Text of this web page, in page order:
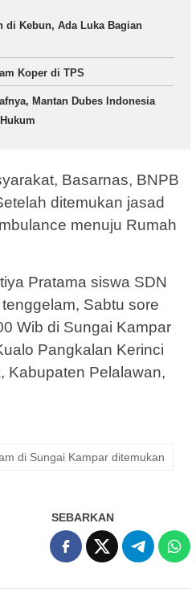
di Kebun, Ada Luka Bagian
Koper di TPS
Mantan Dubes Indonesia
Basarnas, BNPB
ditemukan jasad
menuju Rumah
Pratama siswa SDN
Sabtu sore
Wib di Sungai Kampar
Pangkalan Kerinci
Kabupaten Pelalawan,
di Sungai Kampar ditemukan
SEBARKAN